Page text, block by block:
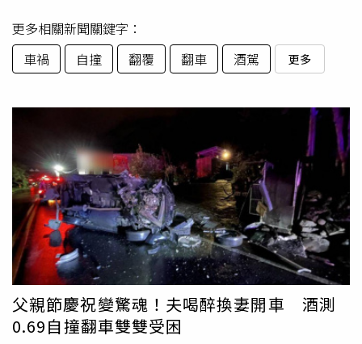
更多相關新聞關鍵字：
車禍
自撞 翻覆 翻車 酒駕 更多
父親節慶祝變驚魂！夫喝醉換妻開車 酒測
0.69自撞翻車雙雙受困